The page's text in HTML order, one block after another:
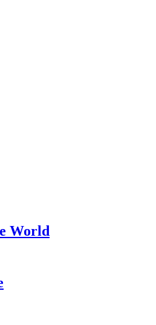
World